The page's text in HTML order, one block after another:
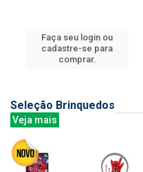
Faça seu login ou
cadastre-se para
comprar.
Seleção Brinquedos
Veja mais